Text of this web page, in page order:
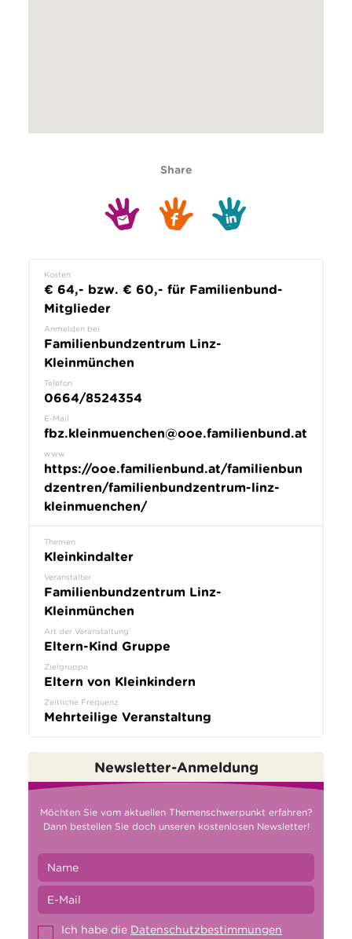
Share
Kosten
€ 64,- bzw. € 60,- für Familienbund-
Mitglieder
Anmelden bei
Familienbundzentrum Linz-
Kleinmünchen
Telefon
0664/8524354
E-Mail
fbz.kleinmuenchen@ooe.familienbund.at
www
https://ooe.familienbund.at/familienbun
dzentren/familienbundzentrum-linz-
kleinmuenchen/
Themen
Kleinkindalter
Veranstalter
Familienbundzentrum Linz-
Kleinmünchen
Art der Veranstaltung
Eltern-Kind Gruppe
Zielgruppe
Eltern von Kleinkindern
Zeitliche Frequenz
Mehrteilige Veranstaltung
Newsletter-Anmeldung
Möchten Sie vom aktuellen Themenschwerpunkt erfahren?
Dann bestellen Sie doch unseren kostenlosen Newsletter!
Ich habe die Datenschutzbestimmungen